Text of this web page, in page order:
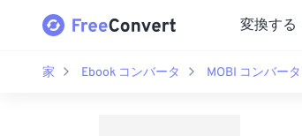
変換する
家 Ebook コンバータ MOBI コンバータ